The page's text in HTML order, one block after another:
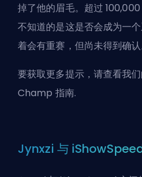
掉了他的眉毛。超过
不知道的是这是否会成为一
着会有重赛，但尚未得到确认
要获取更多提示，请查看我
Champ 指南.
Jynxzi 与